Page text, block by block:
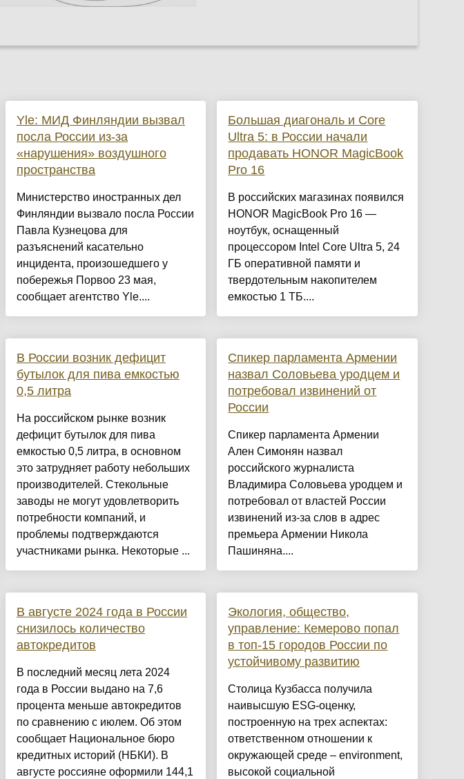
Yle: МИД Финляндии вызвал
посла России из-за
«нарушения» воздушного
пространства
Министерство иностранных дел
Финляндии вызвало посла России
Павла Кузнецова для
разъяснений касательно
инцидента, произошедшего у
побережья Порвоо 23 мая,
сообщает агентство Yle....
В России возник дефицит
бутылок для пива емкостью
0,5 литра
На российском рынке возник
дефицит бутылок для пива
емкостью 0,5 литра, в основном
это затрудняет работу небольших
производителей. Стекольные
заводы не могут удовлетворить
потребности компаний, и
проблемы подтверждаются
участниками рынка. Некоторые ...
В августе 2024 года в России
снизилось количество
автокредитов
В последний месяц лета 2024
года в России выдано на 7,6
процента меньше автокредитов
по сравнению с июлем. Об этом
сообщает Национальное бюро
кредитных историй (НБКИ). В
августе россияне оформили 144,1
Большая диагональ и Core
Ultra 5: в России начали
продавать HONOR MagicBook
Pro 16
В российских магазинах появился
HONOR MagicBook Pro 16 —
ноутбук, оснащенный
процессором Intel Core Ultra 5, 24
ГБ оперативной памяти и
твердотельным накопителем
емкостью 1 ТБ....
Спикер парламента Армении
назвал Соловьева уродцем и
потребовал извинений от
России
Спикер парламента Армении
Ален Симонян назвал
российского журналиста
Владимира Соловьева уродцем и
потребовал от властей России
извинений из-за слов в адрес
премьера Армении Никола
Пашиняна....
Экология, общество,
управление: Кемерово попал
в топ-15 городов России по
устойчивому развитию
Столица Кузбасса получила
наивысшую ESG-оценку,
построенную на трех аспектах:
ответственном отношении к
окружающей среде – environment,
высокой социальной